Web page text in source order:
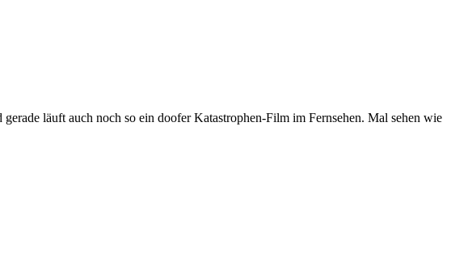
läuft auch noch so ein doofer Katastrophen-Film im Fernsehen. Mal sehen wie